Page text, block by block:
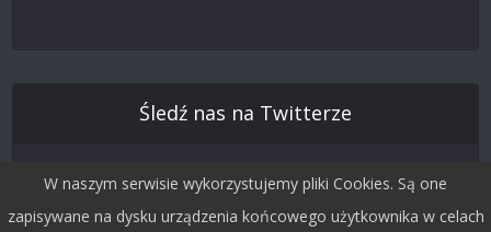
Śledź nas na Twitterze
W naszym serwisie wykorzystujemy pliki Cookies. Są one
zapisywane na dysku urządzenia końcowego użytkownika w celach